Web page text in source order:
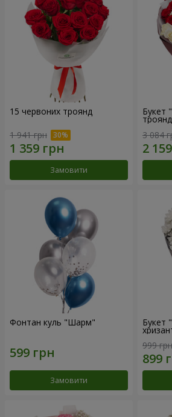
15 червоних троянд
1 941 грн
Замовити
Букет
3 084
Фонтан куль "Шарм"
Замовити
Букет
999 грн